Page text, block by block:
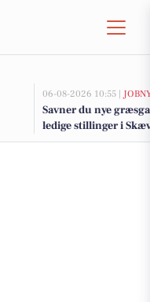
06-08-2026 10:55 |
Savner du nye
ledige stillinger i